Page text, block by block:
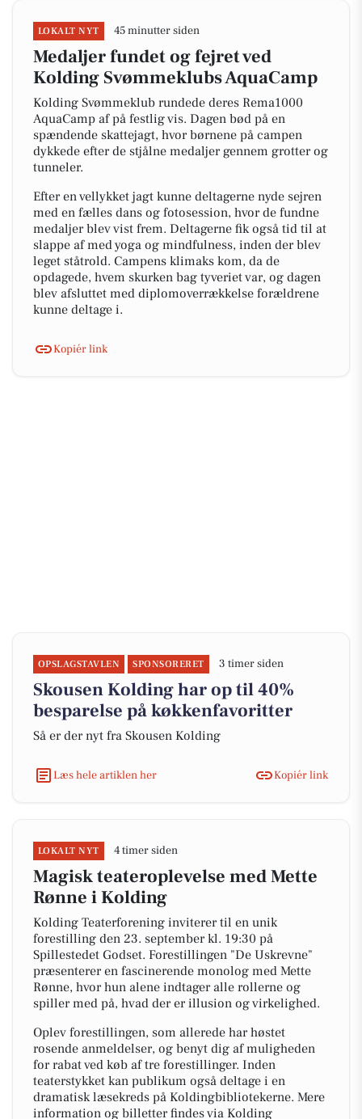
LOKALT NYT 45 minutter siden
Medaljer fundet og fejret ved
Kolding Svømmeklubs AquaCamp
Kolding Svømmeklub rundede deres Rema1000
AquaCamp af på festlig vis. Dagen bød på en
spændende skattejagt, hvor børnene på campen
dykkede efter de stjålne medaljer gennem grotter og
tunneler.
Efter en vellykket jagt kunne deltagerne nyde sejren
med en fælles dans og fotosession, hvor de fundne
medaljer blev vist frem. Deltagerne fik også tid til at
slappe af med yoga og mindfulness, inden der blev
leget ståtrold. Campens klimaks kom, da de
opdagede, hvem skurken bag tyveriet var, og dagen
blev afsluttet med diplomoverrækkelse forældrene
kunne deltage i.
Kopiér link
OPSLAGSTAVLEN SPONSORERET 3 timer siden
Skousen Kolding har op til 40%
besparelse på køkkenfavoritter
Så er der nyt fra Skousen Kolding
Læs hele artiklen her Kopiér link
LOKALT NYT 4 timer siden
Magisk teateroplevelse med Mette
Rønne i Kolding
Kolding Teaterforening inviterer til en unik
forestilling den 23. september kl. 19:30 på
Spillestedet Godset. Forestillingen "De Uskrevne"
præsenterer en fascinerende monolog med Mette
Rønne, hvor hun alene indtager alle rollerne og
spiller med på, hvad der er illusion og virkelighed.
Oplev forestillingen, som allerede har høstet
rosende anmeldelser, og benyt dig af muligheden
for rabat ved køb af tre forestillinger. Inden
teaterstykket kan publikum også deltage i en
dramatisk læsekreds på Koldingbibliotekerne. Mere
information og billetter findes via Kolding